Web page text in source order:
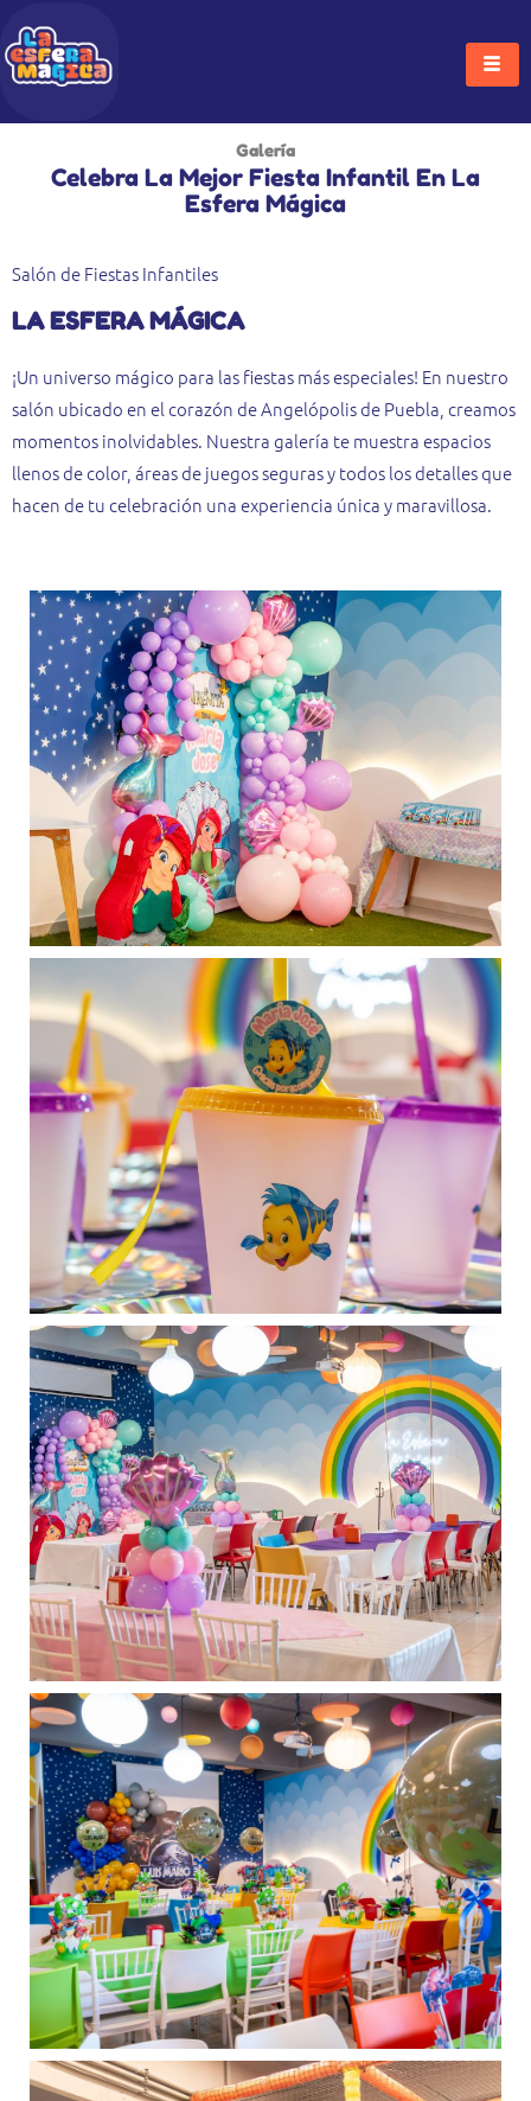
Contenido
Galería
Celebra La Mejor Fiesta Infantil En La
Esfera Mágica
Salón de Fiestas Infantiles
LA ESFERA MÁGICA
¡Un universo mágico para las fiestas más especiales! En nuestro
salón ubicado en el corazón de Angelópolis de Puebla, creamos
momentos inolvidables. Nuestra galería te muestra espacios
llenos de color, áreas de juegos seguras y todos los detalles que
hacen de tu celebración una experiencia única y maravillosa.